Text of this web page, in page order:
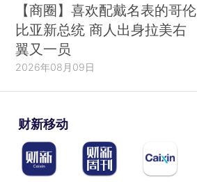
【商圈】喜欢配戴名表的哥伦
比亚新总统 商人出身拉美右
翼又一员
2026年08月09日
财新移动